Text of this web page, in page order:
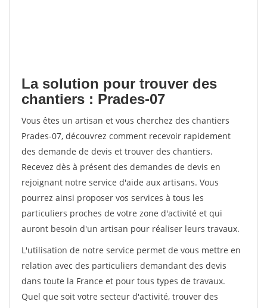
La solution pour trouver des
chantiers : Prades-07
Vous êtes un artisan et vous cherchez des chantiers
Prades-07, découvrez comment recevoir rapidement
des demande de devis et trouver des chantiers.
Recevez dès à présent des demandes de devis en
rejoignant notre service d'aide aux artisans. Vous
pourrez ainsi proposer vos services à tous les
particuliers proches de votre zone d'activité et qui
auront besoin d'un artisan pour réaliser leurs travaux.
L'utilisation de notre service permet de vous mettre en
relation avec des particuliers demandant des devis
dans toute la France et pour tous types de travaux.
Quel que soit votre secteur d'activité, trouver des